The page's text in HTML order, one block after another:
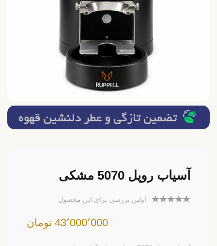
آسیاب روپل 5070 مشکی
اولین بررسی برای این محصول
43٬000٬000 تومان